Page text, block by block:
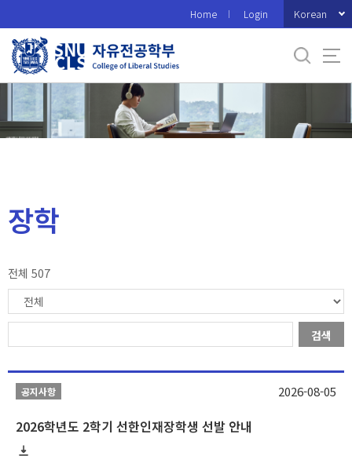
로
메
Home Login Korean
장학
전체 507
검색
공지사항
2026학년도 2학기 선한인재장학생 선발 안내
2026-08-05